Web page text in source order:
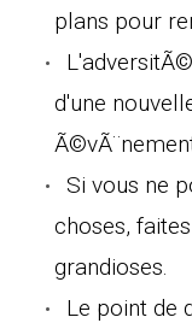
plans pour
d'une
Si vous ne
choses,
grandioses.
Le point de